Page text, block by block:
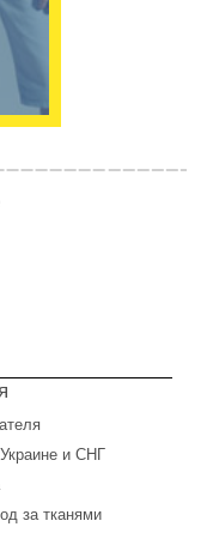
и СНГ
за тканями